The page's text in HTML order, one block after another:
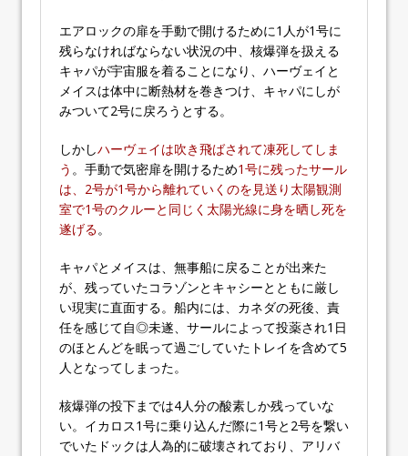
エアロックの扉を手動で開けるために1人が1号に
残らなければならない状況の中、核爆弾を扱える
キャパが宇宙服を着ることになり、ハーヴェイと
メイスは体中に断熱材を巻きつけ、キャパにしが
みついて2号に戻ろうとする。
しかしハーヴェイは吹き飛ばされて凍死してしま
う 。手動で気密扉を開けるため1号に残ったサール
は、2号が1号から離れていくのを見送り太陽観測
室で1号のクルーと同じく太陽光線に身を晒し死を
遂げる。
キャパとメイスは、無事船に戻ることが出来た
が、残っていたコラゾンとキャシーとともに厳し
い現実に直面する。船内には、カネダの死後、責
任を感じて自◎未遂、サールによって投薬され1日
のほとんどを眠って過ごしていたトレイを含めて5
人となってしまった。
核爆弾の投下までは4人分の酸素しか残っていな
い。イカロス1号に乗り込んだ際に1号と2号を繋い
でいたドックは人為的に破壊されており、アリバ